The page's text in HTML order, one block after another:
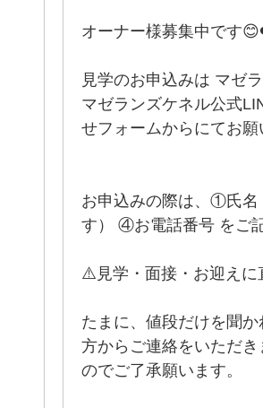
オーナー様募集中です
見学のお申込みは マゼ
マゼランズケネル公式
せフォームからにてお願
お申込みの際は、①氏
す） ④お電話番号 をご
⚠️見学・面接・お迎えに
たまに、値段だけを聞
方からご連絡をいただ
のでご了承願います。